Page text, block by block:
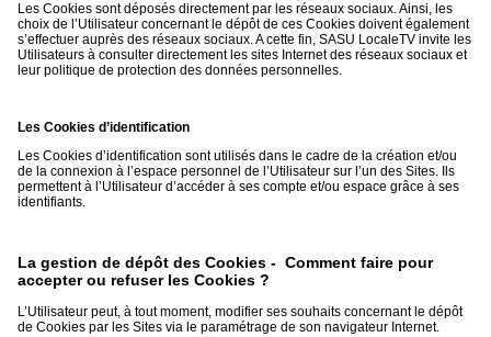
Les Cookies sont déposés directement par les réseaux sociaux. Ainsi, les
choix de l’Utilisateur concernant le dépôt de ces Cookies doivent également
s’effectuer auprès des réseaux sociaux. A cette fin, SASU LocaleTV invite les
Utilisateurs à consulter directement les sites Internet des réseaux sociaux et
leur politique de protection des données personnelles.
Les Cookies d’identification
Les Cookies d’identification sont utilisés dans le cadre de la création et/ou
de la connexion à l’espace personnel de l’Utilisateur sur l’un des Sites. Ils
permettent à l’Utilisateur d’accéder à ses compte et/ou espace grâce à ses
identifiants.
La gestion de dépôt des Cookies - Comment faire pour
accepter ou refuser les Cookies ?
L’Utilisateur peut, à tout moment, modifier ses souhaits concernant le dépôt
de Cookies par les Sites via le paramétrage de son navigateur Internet.